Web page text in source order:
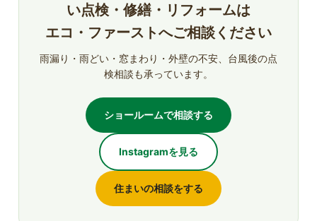
い点検・修繕・リフォームは
エコ・ファーストへご相談ください
雨漏り・雨どい・窓まわり・外壁の不安、台風後の点
検相談も承っています。
ショールームで相談する
Instagramを見る
住まいの相談をする